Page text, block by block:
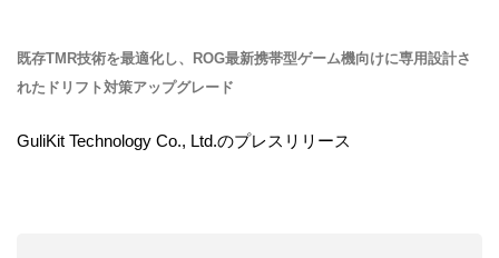
既存TMR技術を最適化し、ROG最新携帯型ゲーム機向けに専用設計さ
れたドリフト対策アップグレード
GuliKit Technology Co., Ltd.のプレスリリース